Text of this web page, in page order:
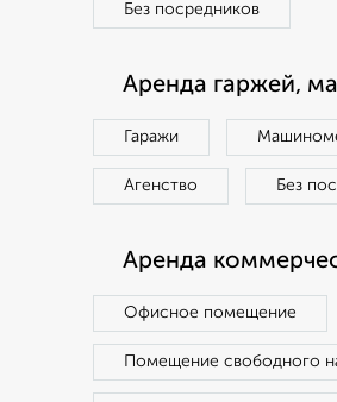
Без посредников
Аренда гаржей,
Гаражи
Агенство Без
Аренда
Офисное помещение
Помещение свободного